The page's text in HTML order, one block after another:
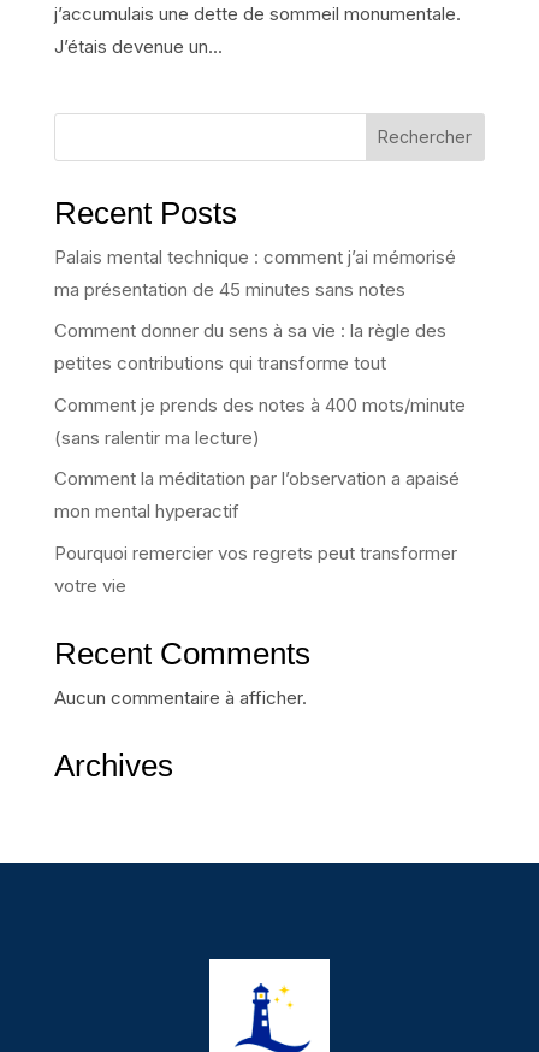
j’accumulais une dette de sommeil monumentale.
J’étais devenue un...
Rechercher
Recent Posts
Palais mental technique : comment j’ai mémorisé
ma présentation de 45 minutes sans notes
Comment donner du sens à sa vie : la règle des
petites contributions qui transforme tout
Comment je prends des notes à 400 mots/minute
(sans ralentir ma lecture)
Comment la méditation par l’observation a apaisé
mon mental hyperactif
Pourquoi remercier vos regrets peut transformer
votre vie
Recent Comments
Aucun commentaire à afficher.
Archives